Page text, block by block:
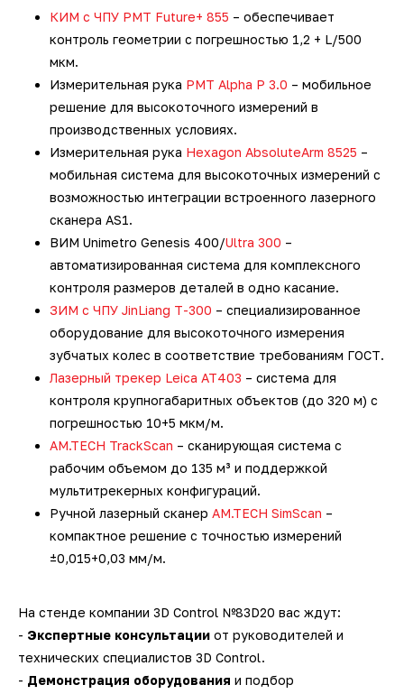
КИМ с ЧПУ PMT Future+ 855 – обеспечивает
контроль геометрии с погрешностью 1,2 + L/500
мкм.
Измерительная рука PMT Alpha P 3.0 – мобильное
решение для высокоточного измерений в
производственных условиях.
Измерительная рука Hexagon AbsoluteArm 8525 –
мобильная система для высокоточных измерений с
возможностью интеграции встроенного лазерного
сканера AS1.
ВИМ Unimetro Genesis 400/Ultra 300 –
автоматизированная система для комплексного
контроля размеров деталей в одно касание.
ЗИМ c ЧПУ JinLiang T-300 – специализированное
оборудование для высокоточного измерения
зубчатых колес в соответствие требованиям ГОСТ.
Лазерный трекер Leica AT403 – система для
контроля крупногабаритных объектов (до 320 м) с
погрешностью 10+5 мкм/м.
AM.TECH TrackScan – сканирующая система с
рабочим объемом до 135 м³ и поддержкой
мультитрекерных конфигураций.
Ручной лазерный сканер AM.TECH SimScan –
компактное решение с точностью измерений
±0,015+0,03 мм/м.
На стенде компании 3D Control №83D20 вас ждут:
- Экспертные консультации от руководителей и
технических специалистов 3D Control.
- Демонстрация оборудования и подбор